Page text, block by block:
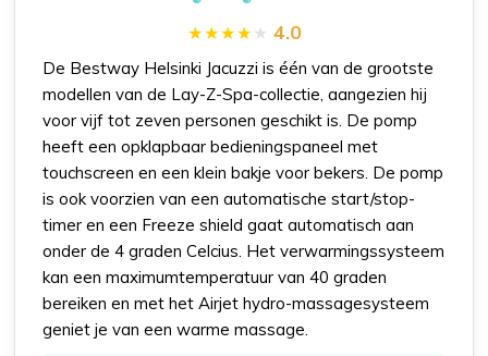
4.0
De Bestway Helsinki Jacuzzi is één van de grootste
modellen van de Lay-Z-Spa-collectie, aangezien hij
voor vijf tot zeven personen geschikt is. De pomp
heeft een opklapbaar bedieningspaneel met
touchscreen en een klein bakje voor bekers. De pomp
is ook voorzien van een automatische start/stop-
timer en een Freeze shield gaat automatisch aan
onder de 4 graden Celcius. Het verwarmingssysteem
kan een maximumtemperatuur van 40 graden
bereiken en met het Airjet hydro-massagesysteem
geniet je van een warme massage.